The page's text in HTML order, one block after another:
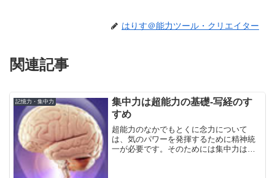
はりす＠能力ツール・クリエイター
関連記事
記憶力・集中力
集中力は超能力の基礎-写経のす
すめ
超能力のなかでもとくに念力について
は、気のパワーを発揮するために精神統
一が必要です。そのためには集中力は欠